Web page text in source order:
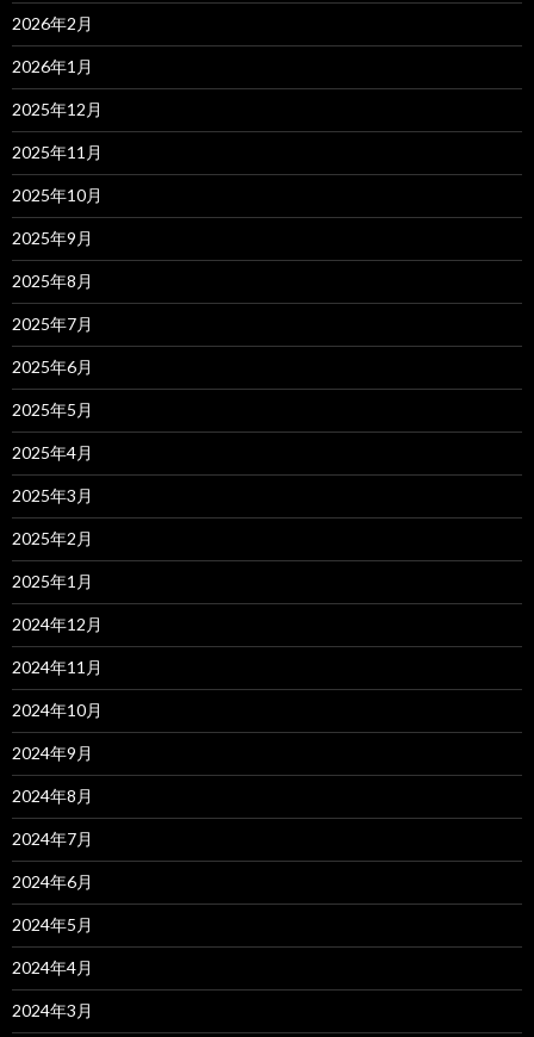
2026年2月
2026年1月
2025年12月
2025年11月
2025年10月
2025年9月
2025年8月
2025年7月
2025年6月
2025年5月
2025年4月
2025年3月
2025年2月
2025年1月
2024年12月
2024年11月
2024年10月
2024年9月
2024年8月
2024年7月
2024年6月
2024年5月
2024年4月
2024年3月